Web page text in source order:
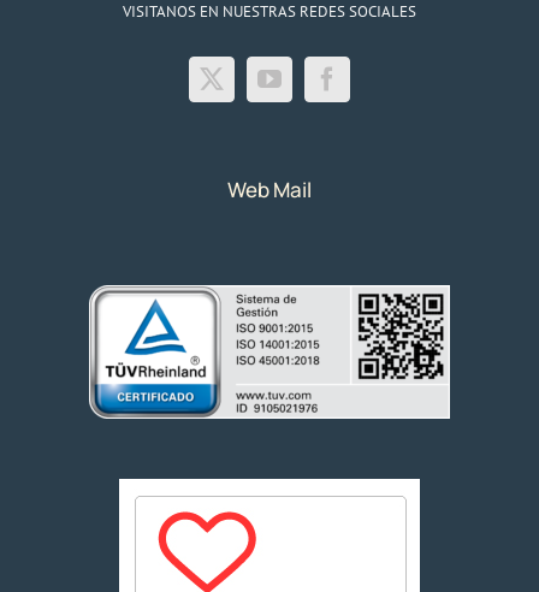
VISITANOS EN NUESTRAS REDES SOCIALES
Web Mail